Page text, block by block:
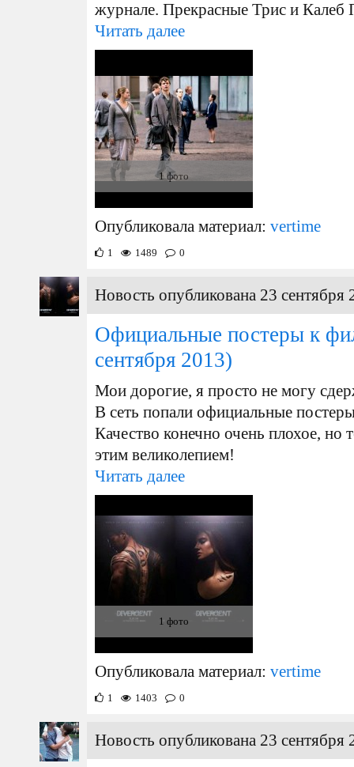
журнале. Прекрасные Трис и Калеб
Читать далее
1 фото
Опубликовала материал: vertime
1 1489 0
Новость опубликована 23 сентября
Официальные постеры к
сентября 2013)
Мои дорогие, я просто не могу
В сеть попали официальные
Качество конечно очень плохое, но
этим великолепием!
Читать далее
1 фото
Опубликовала материал: vertime
1 1403 0
Новость опубликована 23 сентября